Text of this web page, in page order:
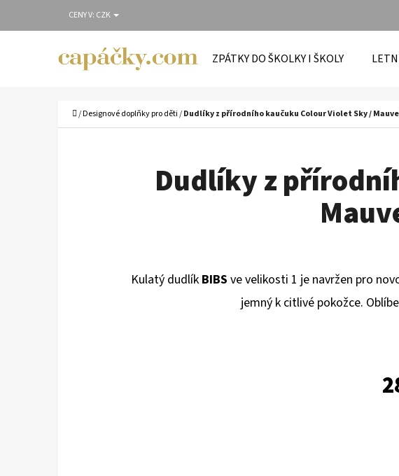
na
CENY V: CZK
ZPÁTKY DO ŠKOLKY I ŠKOLY
Domů
/Designové doplňky pro děti/Dudlíky z přírodního kaučuku Colour Violet Sky /
Dudlíky z
Kulatý dudlík BIBS ve velikosti 1 je navržen pro
jemný k citlivé pokožce.
O
Zpět
do
Zpět
do